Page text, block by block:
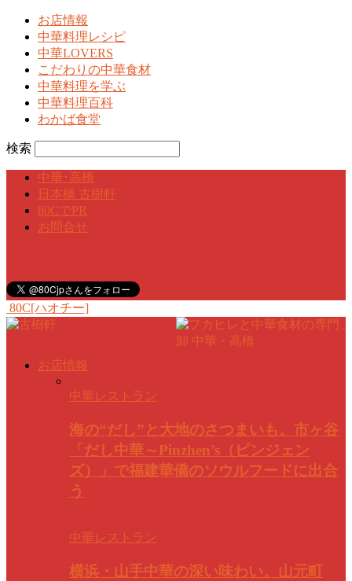
お店情報
中華料理レシピ
中華LOVERS
こだわりの中華食材
中華料理を学ぶ
中華料理百科
わかば食堂
検索
中華･高橋
日本橋 古樹軒
80CでPR
お問合せ
80C[ハオチー]
お店情報
中華レストラン
海の“だし”と大地のさつまいも。市ヶ谷
「だし中華～Pinzhen’s（ピンジェン
ズ）」で福建華僑のソウルフードに出合
う
中華レストラン
横浜・山手中華の深い味わい。山元町